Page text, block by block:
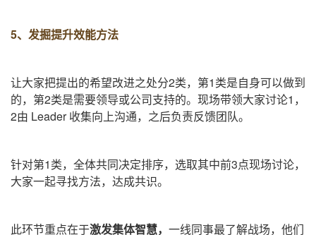
5、发掘提升效能方法
让大家把提出的希望改进之处分2类，第1类是自身可以做到
的，第2类是需要领导或公司支持的。现场带领大家讨论1 ，
2由 Leader收集向上沟通，之后负责反馈团队。
针对第1类，全体共同决定排序，选取其中前3点现场讨论，
大家一起寻找方法，达成共识。
此环节重点在于激发集体智慧， 一线同事最了解战场，他们